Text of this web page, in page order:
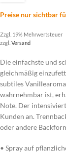
Preise nur sichtbar
Zzgl. 19% Mehrwertsteuer
zzgl. Versand
Die einfachste und
gleichmäßig
subtiles
wahrnehmbar ist,
Note. Der
Kunden an.
oder andere
• Spray auf